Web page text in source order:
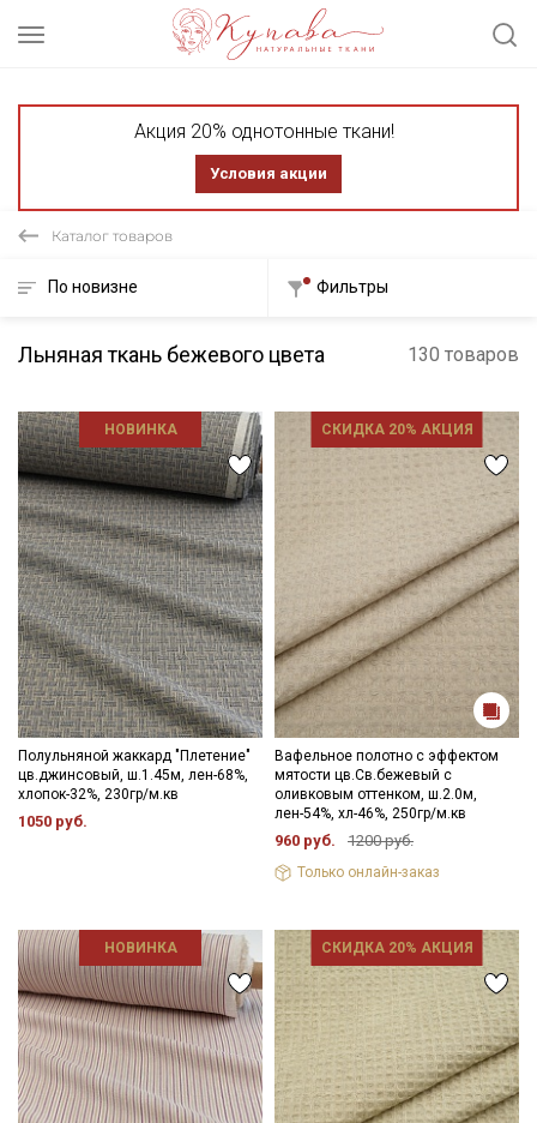
Акция 20% однотонные ткани!
Условия акции
Каталог товаров
По новизне Фильтры
Льняная ткань бежевого цвета 130 товаров
НОВИНКА
Полульняной жаккард "Плетение"
цв.джинсовый, ш.1.45м, лен-68%,
хлопок-32%, 230гр/м.кв
1050 руб.
СКИДКА 20% АКЦИЯ
Вафельное полотно с эффектом
мятости цв.Св.бежевый с
оливковым оттенком, ш.2.0м,
лен-54%, хл-46%, 250гр/м.кв
960 руб. 1200 руб.
Только онлайн-заказ
НОВИНКА СКИДКА 20% АКЦИЯ